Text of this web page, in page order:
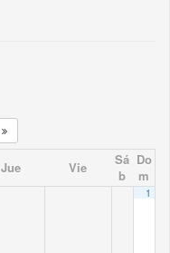
Jue Vie
Sá
b
Do
m
1